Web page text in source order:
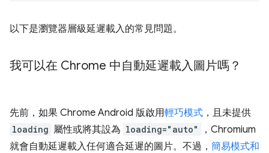
以下是瀏覽器層級延遲載入的常見問題。
我可以在 Chrome 中自動延遲載入圖片嗎？
先前，如果 Chrome Android 版啟用輕巧模式 ，且未提供
loading 屬性或將其設為 loading="auto"
，Chromium
就會自動延遲載入任何適合延遲的圖片。不過， 簡易模式和